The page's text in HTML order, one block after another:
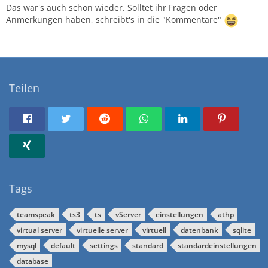
Das war's auch schon wieder. Solltet ihr Fragen oder
Anmerkungen haben, schreibt's in die "Kommentare"
Teilen
Tags
teamspeak ts3 ts vServer einstellungen
athp
virtual server
virtuelle server virtuell datenbank
sqlite
mysql
default settings standard
standardeinstellungen
database